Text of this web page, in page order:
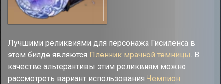
Лучшими реликвиями для персонажа Гисиленса в
этом билде являются Пленник мрачной темницы. В
качестве альтерантивы этим реликвиям можно
рассмотреть вариант использования Чемпион